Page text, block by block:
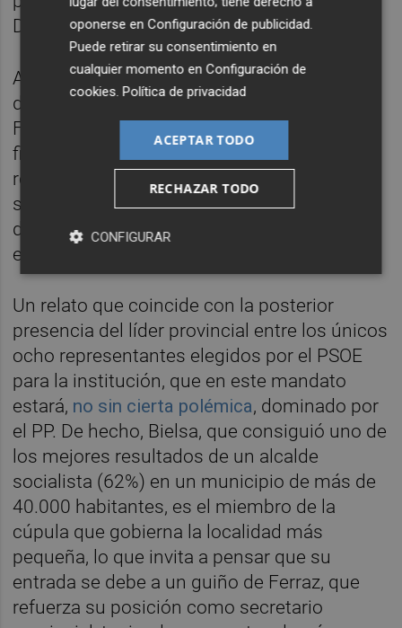
Diputación de Valencia.
Así, el alcalde Mislata fue el encargado de
defender el sábado ante el plenario de la
FEMP la importancia de la reforma de la
financiación local, uno de los asuntos "más
relevantes" en el ámbito del organismo,
según señalaban fuentes próximas a Bielsa,
desde donde recordaban además que el
encargo había sido solicitado desde Ferraz.
Un relato que coincide con la posterior
presencia del líder provincial entre los únicos
ocho representantes elegidos por el PSOE
para la institución, que en este mandato
estará, no sin cierta polémica, dominado por
el PP. De hecho, Bielsa, que consiguió uno de
los mejores resultados de un alcalde
socialista (62%) en un municipio de más de
40.000 habitantes, es el miembro de la
cúpula que gobierna la localidad más
pequeña, lo que invita a pensar que su
entrada se debe a un guiño de Ferraz, que
refuerza su posición como secretario
oponerse enConfiguración de publicidad
Puede retirar su consentimiento en
cualquier momento enConfiguración de
cookies .Política de privacidad
ACEPTAR TODO
RECHAZAR TODO
CONFIGURAR